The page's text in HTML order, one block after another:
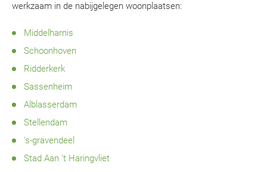
werkzaam in de nabijgelegen woonplaatsen:
Middelharnis
Schoonhoven
Ridderkerk
Sassenheim
Alblasserdam
Stellendam
's-gravendeel
Stad Aan 't Haringvliet